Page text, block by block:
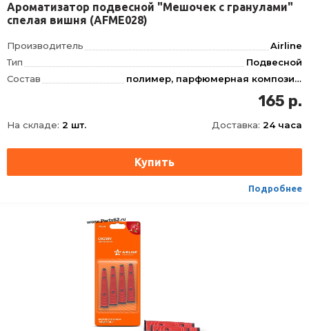
Ароматизатор подвесной "Мешочек с гранулами"
спелая вишня (AFME028)
Производитель
Airline
Тип
Подвесной
Состав
полимер, парфюмерная композиция
Спелая вишня
165 р.
На складе: 2 шт. Доставка: 24 часа
Подробнее